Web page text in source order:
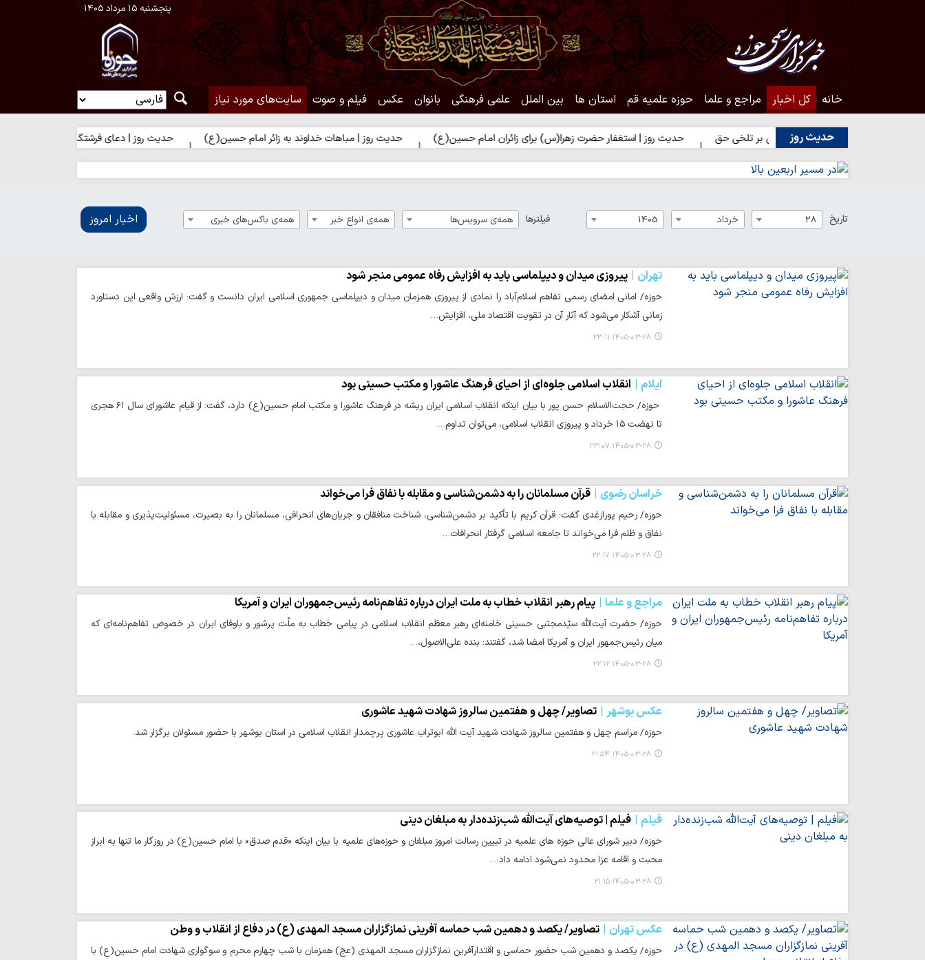
پنجشنبه ۱۵ مرداد ۱۴۰۵
خانه کل اخبار مراجع و علما حوزه علمیه قم استان ها بین الملل علمی فرهنگی بانوان عکس فیلم و صوت سایت‌های مورد نیاز
حدیث روز
حدیث روز | شکیبایی بر تلخی حق حدیث روز | استغفار حضرت زهرا(س) برای زائران امام حسین(ع) حدیث روز | مباهات خداوند به زائر امام حسین(ع) حدیث روز | دعای فرشتگان برای زائر امام حسین(ع)
تاریخ 28 خرداد 1405 فیلترها همه‌ی سرویس‌ها همه‌ی انواع خبر همه‌ی باکس‌های خبری اخبار امروز
تهران پیروزی میدان و دیپلماسی باید به افزایش رفاه عمومی منجر شود
حوزه/ امانی امضای رسمی تفاهم اسلام‌آباد را نمادی از پیروزی همزمان میدان و دیپلماسی جمهوری اسلامی ایران دانست و گفت: ارزش واقعی این دستاورد
زمانی آشکار می‌شود که آثار آن در تقویت اقتصاد ملی، افزایش…
۱۴۰۵-۰۳-۲۸ ۲۳:۱۱
ایلام انقلاب اسلامی جلوه‌ای از احیای فرهنگ عاشورا و مکتب حسینی بود
حوزه/ حجت‌الاسلام حسن پور با بیان اینکه انقلاب اسلامی ایران ریشه در فرهنگ عاشورا و مکتب امام حسین(ع) دارد، گفت: از قیام عاشورای سال ۶۱ هجری
تا نهضت ۱۵ خرداد و پیروزی انقلاب اسلامی، می‌توان تداوم…
۱۴۰۵-۰۳-۲۸ ۲۳:۰۷
خراسان رضوی قرآن مسلمانان را به دشمن‌شناسی و مقابله با نفاق فرا می‌خواند
حوزه/ رحیم پورازغدی گفت: قرآن کریم با تأکید بر دشمن‌شناسی، شناخت منافقان و جریان‌های انحرافی، مسلمانان را به بصیرت، مسئولیت‌پذیری و مقابله با
نفاق و ظلم فرا می‌خواند تا جامعه اسلامی گرفتار انحرافات…
۱۴۰۵-۰۳-۲۸ ۲۲:۱۷
مراجع و علما پیام رهبر انقلاب خطاب به ملت ایران درباره تفاهم‌نامه رئیس‌جمهوران ایران و آمریکا
حوزه/ حضرت آیت‌الله سیّدمجتبی حسینی خامنه‌ای رهبر معظم انقلاب اسلامی در پیامی خطاب به ملّت پرشور و باوفای ایران در خصوص تفاهم‌نامه‌ای که
میان رئیس‌جمهور ایران و آمریکا امضا شد، گفتند: بنده علی‌الاصول،…
۱۴۰۵-۰۳-۲۸ ۲۲:۱۲
عکس بوشهر تصاویر/ چهل و هفتمین سالروز شهادت شهید عاشوری
حوزه/ مراسم چهل و هفتمین سالروز شهادت شهید آیت الله ابوتراب عاشوری پرچمدار انقلاب اسلامی در استان بوشهر با حضور مسئولان برگزار شد.
۱۴۰۵-۰۳-۲۸ ۲۱:۵۴
فیلم فیلم | توصیه‌های آیت‌الله شب‌زنده‌دار به مبلغان دینی
حوزه/ دبیر شورای عالی حوزه های علمیه در تبیین رسالت امروز مبلغان و حوزه‌های علمیه با بیان اینکه «قدم صدق» با امام حسین(ع) در روزگار ما تنها به ابراز
محبت و اقامه عزا محدود نمی‌شود ادامه داد:…
۱۴۰۵-۰۳-۲۸ ۲۱:۱۵
عکس تهران تصاویر/ یکصد و دهمین شب حماسه آفرینی نمازگزاران مسجد المهدی (ع) در دفاع از انقلاب و وطن
حوزه/ یکصد و دهمین شب حضور حماسی و اقتدارآفرین نمازگزاران مسجد المهدی (عج) همزمان با شب چهارم محرم و سوگواری شهادت امام حسین(ع) با